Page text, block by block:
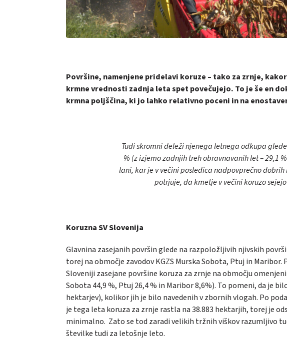
Površine, namenjene pridelavi koruze – tako za zrnje,
krmne vrednosti zadnja leta spet povečujejo. To je še en
krmna poljščina, ki jo lahko relativno poceni in na
Tudi skromni deleži njenega letnega odkupa
% (z izjemo zadnjih treh obravnavanih let – 29,1
lani, kar je v večini posledica nadpovprečno
potrjuje, da kmetje v večini koruzo
Koruzna SV Slovenija
Glavnina zasejanih površin glede na razpoložljivih njivskih
torej na območje zavodov KGZS Murska Sobota, Ptuj in
Sloveniji zasejane površine koruza za zrnje na območju
Sobota 44,9 %, Ptuj 26,4 % in Maribor 8,6%). To pomeni, da je
hektarjev), kolikor jih je bilo navedenih v zbornih vlogah. Po
je tega leta koruza za zrnje rastla na 38.883 hektarjih, torej je
minimalno. Zato se tod zaradi velikih tržnih viškov razumljivo
številke tudi za letošnje leto.